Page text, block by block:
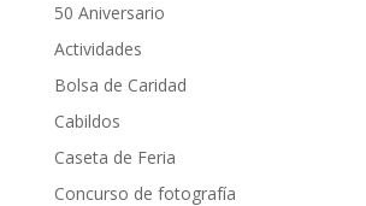
50 Aniversario
Actividades
Bolsa de Caridad
Cabildos
Caseta de Feria
Concurso de fotografía